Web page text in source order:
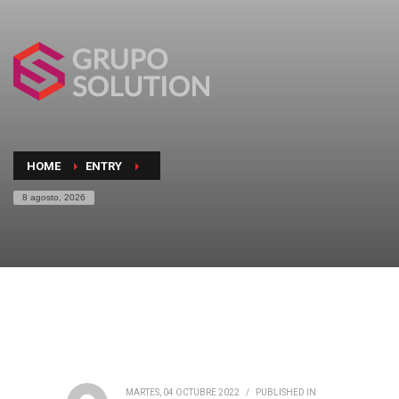
HOME ENTRY
8 agosto, 2026
MARTES, 04 OCTUBRE 2022 / PUBLISHED IN